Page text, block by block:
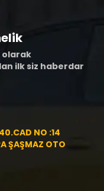
olarak
ilk siz haberdar
NO :14
ŞAŞMAZ OTO